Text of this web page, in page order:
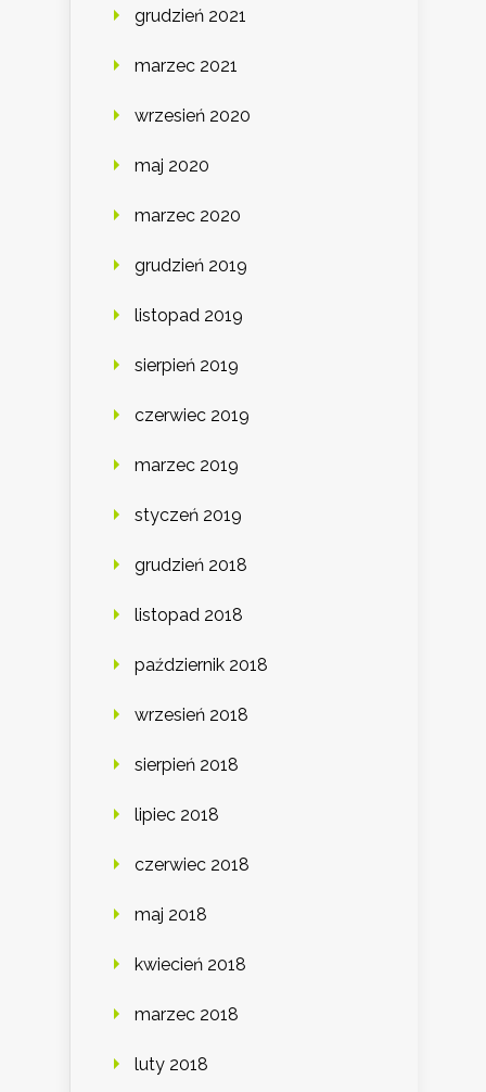
grudzień 2021
marzec 2021
wrzesień 2020
maj 2020
marzec 2020
grudzień 2019
listopad 2019
sierpień 2019
czerwiec 2019
marzec 2019
styczeń 2019
grudzień 2018
listopad 2018
październik 2018
wrzesień 2018
sierpień 2018
lipiec 2018
czerwiec 2018
maj 2018
kwiecień 2018
marzec 2018
luty 2018